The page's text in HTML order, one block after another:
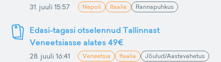
31. juuli 15:57 Napoli Itaalia Rannapuhkus
Edasi-tagasi otselennud Tallinnast
Veneetsiasse alates 49€
28. juuli 16:41 Veneetsia Itaalia Jõulud/Aastavahetus